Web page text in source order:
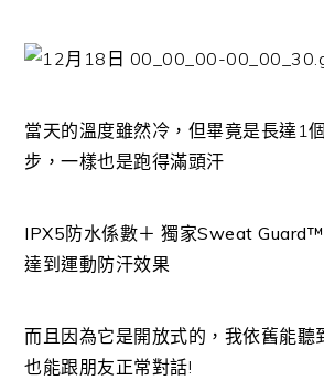
當天的溫度雖然冷，但畢竟是長達1
步，一樣也是跑得滿頭汗
IPX5防水係數＋獨家Sweat Guard™
達到運動防汗效果
而且因為它是開放式的，我依舊能聽
也能跟朋友正常對話!